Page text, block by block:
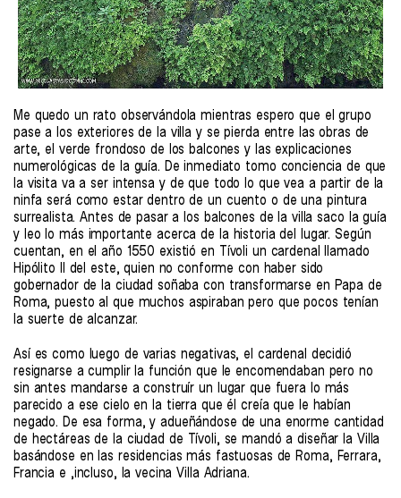
Me quedo un rato observándola mientras espero que el grupo
pase a los exteriores de la villa y se pierda entre las obras de
arte, el verde frondoso de los balcones y las explicaciones
numerológicas de la guía. De inmediato tomo conciencia de que
la visita va a ser intensa y de que todo lo que vea a partir de la
ninfa será como estar dentro de un cuento o de una pintura
surrealista. Antes de pasar a los balcones de la villa saco la guía
y leo lo más importante acerca de la historia del lugar. Según
cuentan, en el año 1550 existió en Tívoli un cardenal llamado
Hipólito II del este, quien no conforme con haber sido
gobernador de la ciudad soñaba con transformarse en Papa de
Roma, puesto al que muchos aspiraban pero que pocos tenían
la suerte de alcanzar.
Así es como luego de varias negativas, el cardenal decidió
resignarse a cumplir la función que le encomendaban pero no
sin antes mandarse a construír un lugar que fuera lo más
parecido a ese cielo en la tierra que él creía que le habían
negado. De esa forma, y adueñándose de una enorme cantidad
de hectáreas de la ciudad de Tívoli, se mandó a diseñar la Villa
basándose en las residencias más fastuosas de Roma, Ferrara,
Francia e ,incluso, la vecina Villa Adriana.